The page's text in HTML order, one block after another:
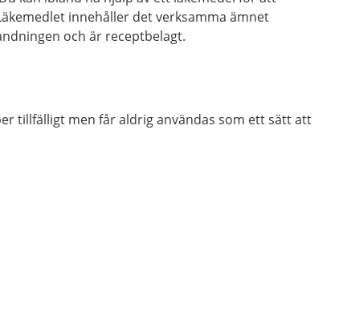
innehåller det verksamma ämnet
och är receptbelagt.
tillfälligt men får aldrig användas som ett sätt att